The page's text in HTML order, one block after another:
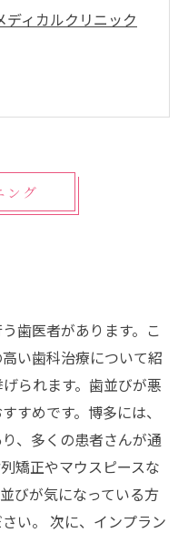
ィカルクリニック
ング
歯医者があります。こ
い歯科治療について紹
られます。歯並びが悪
すめです。博多には、
、多くの患者さんが通
矯正やマウスピースな
びが気になっている方
い。 次に、インプラン